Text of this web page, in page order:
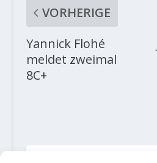
VORHERIGE
Yannick Flohé
meldet zweimal
8C+